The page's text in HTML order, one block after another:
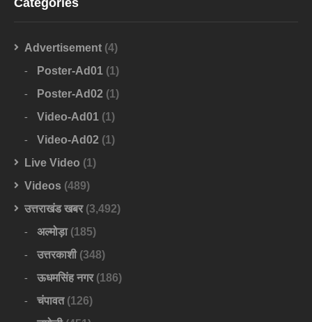
Advertisement (4)
Poster-Ad01 (1)
Poster-Ad02 (1)
Video-Ad01 (1)
Video-Ad02 (1)
Live Video (1)
Videos (489)
उत्तराखंड खबर(3,492)
अल्मोड़ा(185)
उत्तरकाशी(348)
ऊधमसिंह नगर(186)
चंपावत(126)